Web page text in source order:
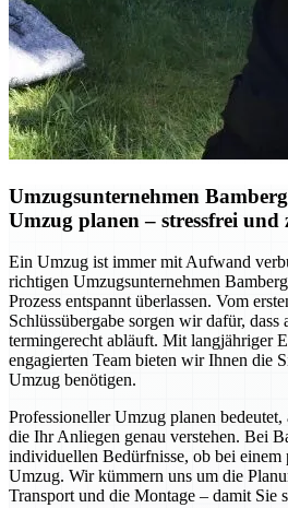
Umzugsunternehmen
Umzug planen – stressfrei und
Ein Umzug ist immer mit Aufwand
richtigen Umzugsunternehmen
Prozess entspannt überlassen. Vom
Schlüssübergabe sorgen wir dafür, dass
termingerecht abläuft. Mit langjähriger
engagierten Team bieten wir Ihnen die
Umzug benötigen.
Professioneller Umzug planen
die Ihr Anliegen genau verstehen. Bei
individuellen Bedürfnisse, ob bei einem
Umzug. Wir kümmern uns um die
Transport und die Montage – damit Sie